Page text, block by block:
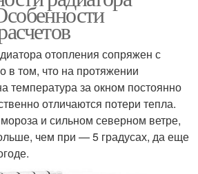
отопления сопряжен с
в том, что на протяжении
температура за окном постоянно
отличаются потери тепла.
и сильном северном ветре,
чем при — 5 градусах, да еще